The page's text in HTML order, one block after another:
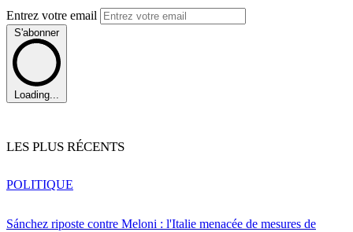
Entrez votre email
S'abonner
Loading...
LES PLUS RÉCENTS
Sánchez riposte contre Meloni : l'Italie menacée de mesures de
POLITIQUE